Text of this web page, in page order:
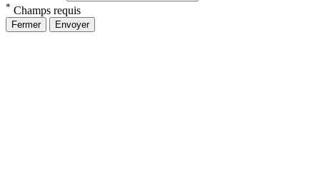
* Champs requis
Fermer Envoyer